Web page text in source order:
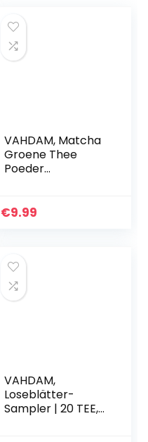
VAHDAM, Matcha
Groene Thee
Poeder
Puur Authentiek
€9.99
VAHDAM,
Loseblätter-
Sampler | 20 TEE,